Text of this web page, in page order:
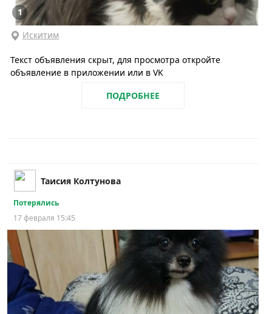
1
Искитим
Текст объявления скрыт, для просмотра откройте
объявление в приложении или в VK
ПОДРОБНЕЕ
Таисия Колтунова
Потерялись
17 февраля 15:45